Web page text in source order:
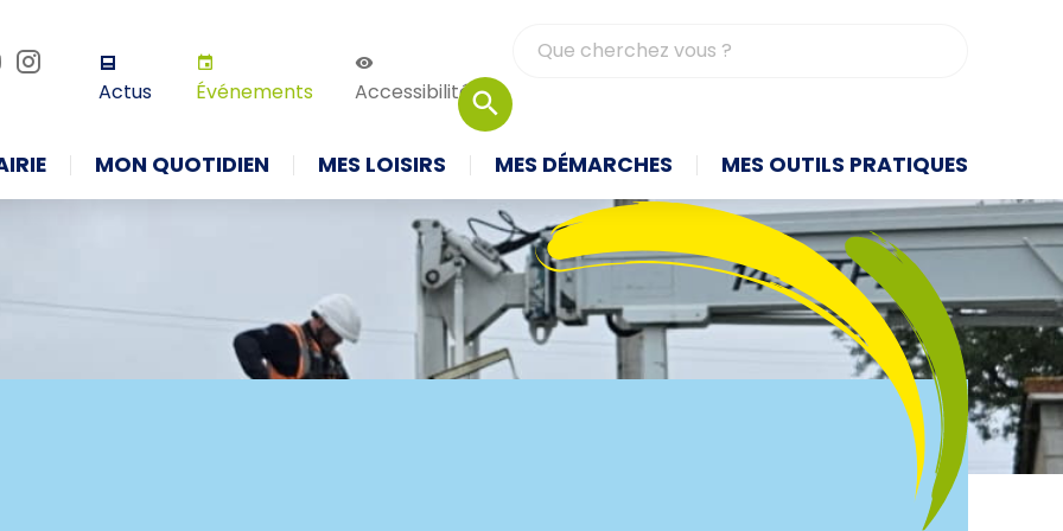
Actus Événements Accessibilité
MON QUOTIDIEN MES LOISIRS MES DÉMARCHES MES OUTILS PRATIQUES